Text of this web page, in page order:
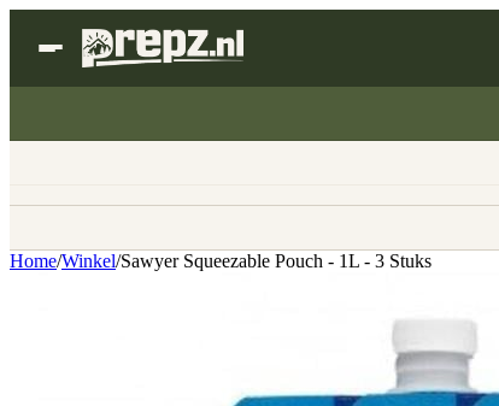
Home/Winkel/Sawyer Squeezable Pouch - 1L - 3 Stuks